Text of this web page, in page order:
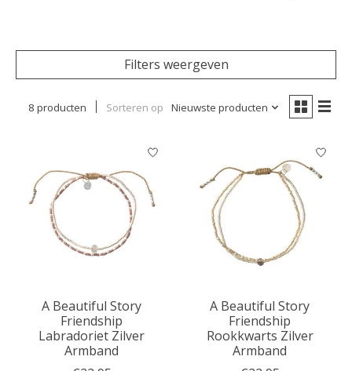
Filters weergeven
8 producten Sorteren op Nieuwste producten
A Beautiful Story
Friendship
Labradoriet Zilver
Armband
A Beautiful Story
Friendship
Rookkwarts Zilver
Armband